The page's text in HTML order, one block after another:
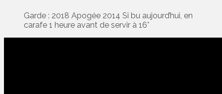
Garde : 2018 Apogée 2014 Si bu aujourd’hui, en
carafe 1 heure avant de servir à 16°